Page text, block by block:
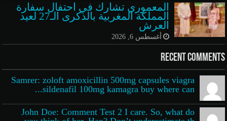
المعموري تشارك في احتفال سفارة
المملكة المغربية بالذكرى الـ27 لعيد
العرش
أغسطس 6, 2026
Recent Comments
Samrer: zoloft amoxicillin 500mg capsules viagra
sildenafil 100mg kamagra buy where can...
John Doe: Comment Test 2 I care. So, what do